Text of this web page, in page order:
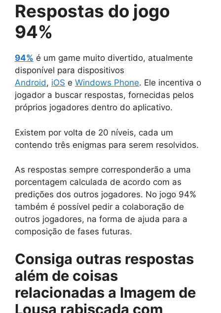
Respostas do jogo
94%
94% é um game muito divertido, atualmente
disponível para dispositivos
Android, iOS e Windows Phone. Ele incentiva o
jogador a buscar respostas, fornecidas pelos
próprios jogadores dentro do aplicativo.
Existem por volta de 20 níveis, cada um
contendo três enigmas para serem resolvidos.
As respostas sempre corresponderão a uma
porcentagem calculada de acordo com as
predições dos outros jogadores. No jogo 94%
também é possível pedir a colaboração de
outros jogadores, na forma de ajuda para a
composição de fases futuras.
Consiga outras respostas
além de coisas
relacionadas a Imagem de
Lousa rabiscada com